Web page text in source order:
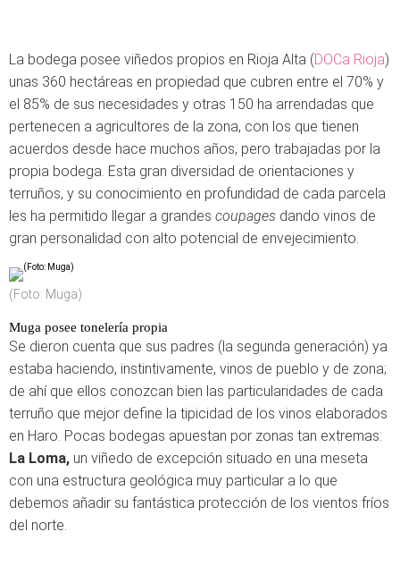
La bodega posee viñedos propios en Rioja Alta (DOCa Rioja)
unas 360 hectáreas en propie­dad que cubren entre el 70% y
el 85% de sus necesidades y otras 150 ha arrendadas que
pertenecen a agricultores de la zona, con los que tienen
acuerdos desde hace muchos años, pero trabajadas por la
propia bodega. Esta gran diversidad de orientaciones y
terruños, y su conocimiento en profundidad de cada parcela
les ha permitido llegar a grandes coupages dando vinos de
gran personalidad con alto potencial de envejecimiento.
(Foto: Muga)
Muga posee tonelería propia
Se dieron cuenta que sus padres (la segunda generación) ya
estaba haciendo, instintivamente, vinos de pueblo y de zona;
de ahí que ellos conozcan bien las particularidades de cada
terruño que mejor define la tipicidad de los vinos elaborados
en Haro. Pocas bodegas apuestan por zonas tan extremas:
La Loma, un viñedo de excepción situado en una meseta
con una estructura geológica muy particular a lo que
debemos añadir su fantástica protección de los vientos fríos
del norte.